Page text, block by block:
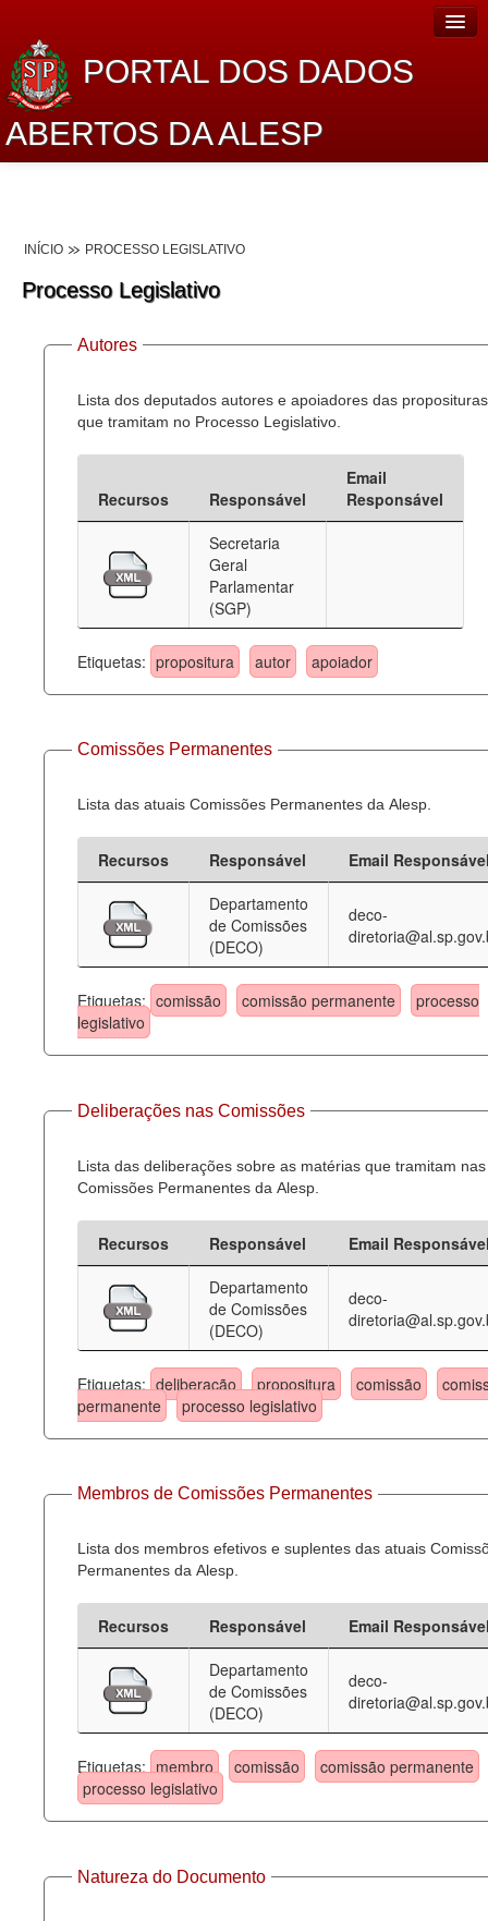
PORTAL DOS DADOS
ABERTOS DA ALESP
Lei de Acesso à Informação
Dados Governamentais Abertos
Planejamento
Catálogo de dados
Deputados Estaduais
Administração
Agenda
Perguntas frequentes
Contato
INÍCIO PROCESSO LEGISLATIVO
Processo Legislativo
Autores
Lista dos deputados autores e apoiadores das proposituras
que tramitam no Processo Legislativo.
Recursos Responsável
Email
Responsável
Secretaria
Geral
Parlamentar
(SGP)
Etiquetas: propositura autor apoiador
Comissões Permanentes
Lista das atuais Comissões Permanentes da Alesp.
Recursos Responsável
Email
Departamento
de Comissões
(DECO)
deco-
Etiquetas: comissão comissão permanente
processo
legislativo
Deliberações nas Comissões
Lista das deliberações sobre as matérias que tramitam nas
Comissões Permanentes da Alesp.
Recursos Responsável
Email
Departamento
de Comissões
(DECO)
deco-
Etiquetas: deliberação propositura comissão
permanente
processo legislativo
Membros de Comissões Permanentes
Lista dos membros efetivos e suplentes das atuais
Permanentes da Alesp.
Recursos Responsável
Email
Departamento
de Comissões
(DECO)
deco-
Etiquetas: membro comissão
comissão permanente
processo legislativo
Natureza do Documento